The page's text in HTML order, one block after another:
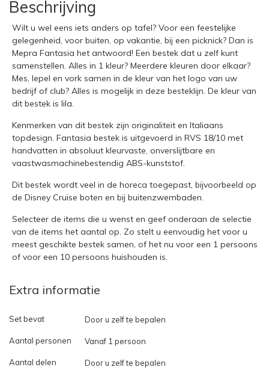
Beschrijving
Wilt u wel eens iets anders op tafel? Voor een feestelijke
gelegenheid, voor buiten, op vakantie, bij een picknick? Dan is
Mepra Fantasia het antwoord! Een bestek dat u zelf kunt
samenstellen. Alles in 1 kleur? Meerdere kleuren door elkaar?
Mes, lepel en vork samen in de kleur van het logo van uw
bedrijf of club? Alles is mogelijk in deze besteklijn. De kleur van
dit bestek is lila.
Kenmerken van dit bestek zijn originaliteit en Italiaans
topdesign. Fantasia bestek is uitgevoerd in RVS 18/10 met
handvatten in absoluut kleurvaste, onverslijtbare en
vaastwasmachinebestendig ABS-kunststof.
Dit bestek wordt veel in de horeca toegepast, bijvoorbeeld op
de Disney Cruise boten en bij buitenzwembaden.
Selecteer de items die u wenst en geef onderaan de selectie
van de items het aantal op. Zo stelt u eenvoudig het voor u
meest geschikte bestek samen, of het nu voor een 1 persoons
of voor een 10 persoons huishouden is.
Extra informatie
Set bevat Door u zelf te bepalen
Aantal personen Vanaf 1 persoon
Aantal delen Door u zelf te bepalen